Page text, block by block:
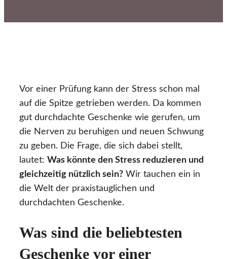
Vor einer Prüfung kann der Stress schon mal
auf die Spitze getrieben werden. Da kommen
gut durchdachte Geschenke wie gerufen, um
die Nerven zu beruhigen und neuen Schwung
zu geben. Die Frage, die sich dabei stellt,
lautet: Was könnte den Stress reduzieren und
gleichzeitig nützlich sein? Wir tauchen ein in
die Welt der praxistauglichen und
durchdachten Geschenke.
Was sind die beliebtesten
Geschenke vor einer